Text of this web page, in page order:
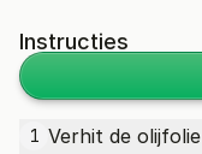
Instructies
1 Verhit de olijfolie